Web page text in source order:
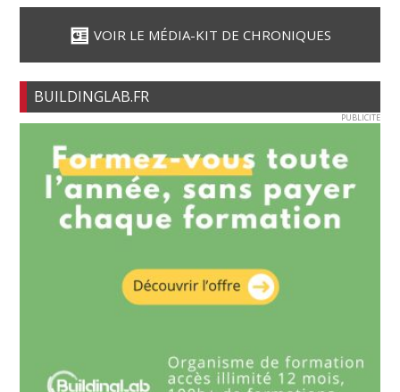
VOIR LE MÉDIA-KIT DE CHRONIQUES
BUILDINGLAB.FR
PUBLICITE